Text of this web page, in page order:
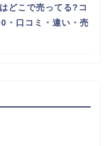
どこで売ってる?コ
・口コミ・違い・売